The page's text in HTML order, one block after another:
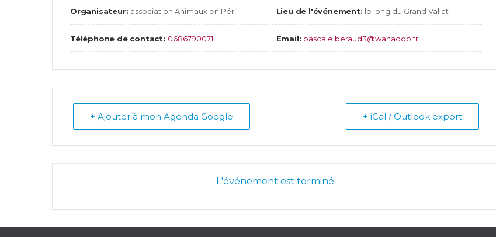
Organisateur: association Animaux en Péril Lieu de l'événement: le long du Grand Vallat
Téléphone de contact: 0686790071 Email: pascale.beraud3@wanadoo.fr
+ Ajouter à mon Agenda Google + iCal / Outlook export
L'événement est terminé.